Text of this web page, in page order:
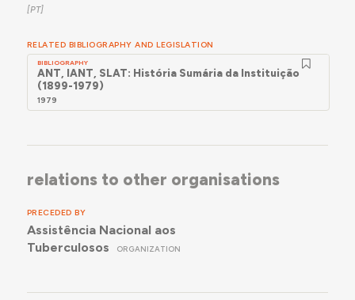
RELATED BIBLIOGRAPHY AND LEGISLATION
BIBLIOGRAPHY
ANT, IANT, SLAT: História Sumária da Instituição
(1899-1979)
1979
relations to other organisations
PRECEDED BY
Assistência Nacional aos
Tuberculosos
ORGANIZATION